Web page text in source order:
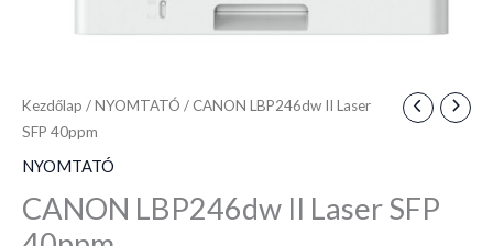
Kezdőlap /NYOMTATÓ / CANON LBP246dw II Laser
SFP 40ppm
NYOMTATÓ
CANON LBP246dw II Laser SFP